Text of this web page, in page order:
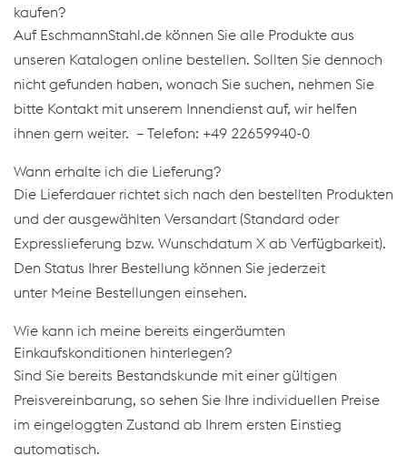
kaufen?
Auf EschmannStahl.de können Sie alle Produkte aus
unseren Katalogen online bestellen. Sollten Sie dennoch
nicht gefunden haben, wonach Sie suchen, nehmen Sie
bitte Kontakt mit unserem Innendienst auf, wir helfen
ihnen gern weiter. – Telefon: +49 22659940-0
Wann erhalte ich die Lieferung?
Die Lieferdauer richtet sich nach den bestellten Produkten
und der ausgewählten Versandart (Standard oder
Expresslieferung bzw. Wunschdatum X ab Verfügbarkeit).
Den Status Ihrer Bestellung können Sie jederzeit
unter Meine Bestellungen einsehen.
Wie kann ich meine bereits eingeräumten
Einkaufskonditionen hinterlegen?
Sind Sie bereits Bestandskunde mit einer gültigen
Preisvereinbarung, so sehen Sie Ihre individuellen Preise
im eingeloggten Zustand ab Ihrem ersten Einstieg
automatisch.